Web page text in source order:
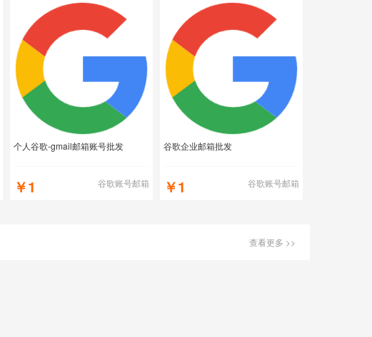
个人谷歌-gmail邮箱账号批发
￥1 谷歌账号邮箱
谷歌企业邮箱批发
￥1 谷歌账号邮箱
查看更多 >>